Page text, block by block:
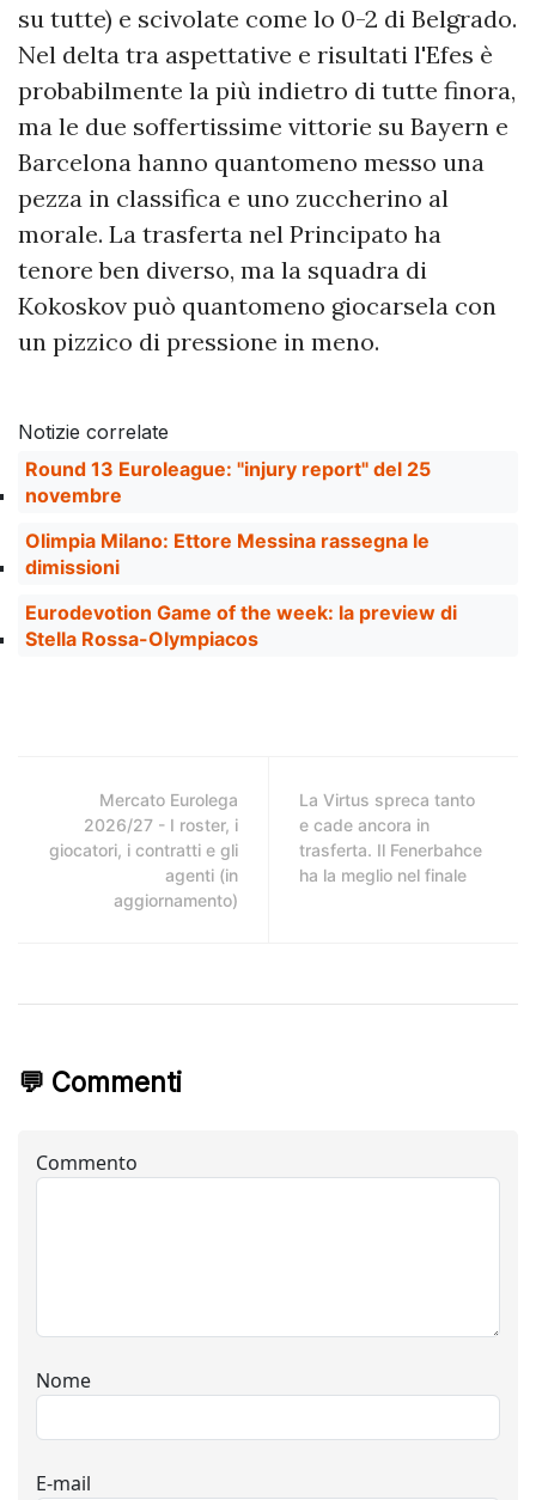
su tutte) e scivolate come lo 0-2 di Belgrado.
Nel delta tra aspettative e risultati l'Efes è
probabilmente la più indietro di tutte finora,
ma le due soffertissime vittorie su Bayern e
Barcelona hanno quantomeno messo una
pezza in classifica e uno zuccherino al
morale. La trasferta nel Principato ha
tenore ben diverso, ma la squadra di
Kokoskov può quantomeno giocarsela con
un pizzico di pressione in meno.
Notizie correlate
Round 13 Euroleague: "injury report" del 25
novembre
Olimpia Milano: Ettore Messina rassegna le
dimissioni
Eurodevotion Game of the week: la preview di
Stella Rossa-Olympiacos
Mercato Eurolega
2026/27 - I roster, i
giocatori, i contratti e gli
agenti (in
aggiornamento)
La Virtus spreca tanto
e cade ancora in
trasferta. Il Fenerbahce
ha la meglio nel finale
💬 Commenti